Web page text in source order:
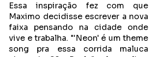
Essa inspiração fez com que
Maximo decidisse escrever a nova
faixa pensando na cidade onde
vive e trabalha. "'Neon' é um theme
song pra essa corrida maluca